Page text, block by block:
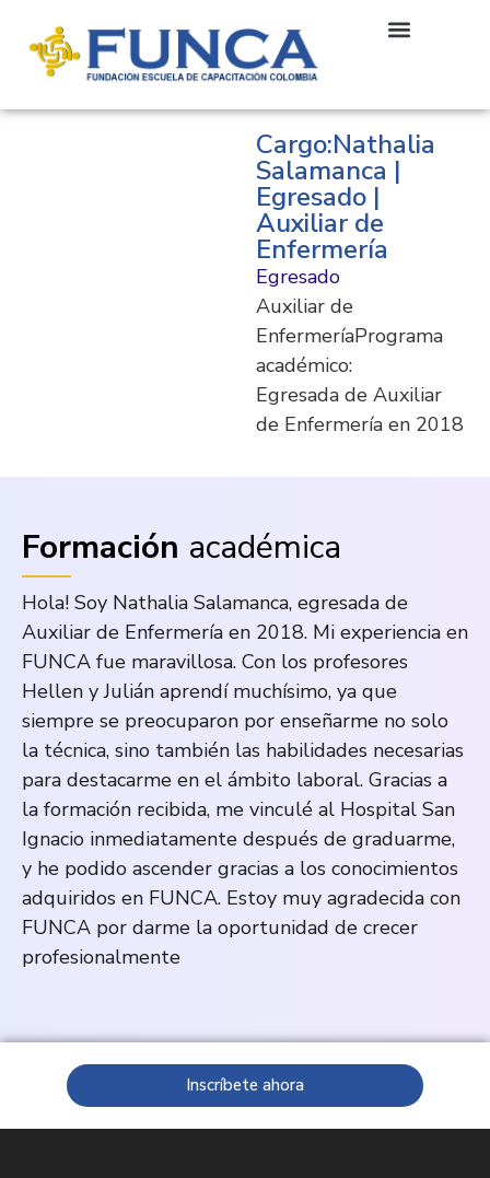
Cargo:Nathalia
Salamanca |
Egresado |
Auxiliar de
Enfermería
Egresado
Auxiliar de
EnfermeríaPrograma
académico:
Egresada de Auxiliar
de Enfermería en 2018
Formación académica
Hola! Soy Nathalia Salamanca, egresada de
Auxiliar de Enfermería en 2018. Mi experiencia en
FUNCA fue maravillosa. Con los profesores
Hellen y Julián aprendí muchísimo, ya que
siempre se preocuparon por enseñarme no solo
la técnica, sino también las habilidades necesarias
para destacarme en el ámbito laboral. Gracias a
la formación recibida, me vinculé al Hospital San
Ignacio inmediatamente después de graduarme,
y he podido ascender gracias a los conocimientos
adquiridos en FUNCA. Estoy muy agradecida con
FUNCA por darme la oportunidad de crecer
profesionalmente
Inscríbete ahora